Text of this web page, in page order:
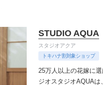
ヘア&メイクショップ一覧
ブライダルエステショップ一覧
STUDIO AQUA
スタジオアクア
トキハナ割対象ショップ
25万人以上の花嫁に
ジオスタジオAQUAは